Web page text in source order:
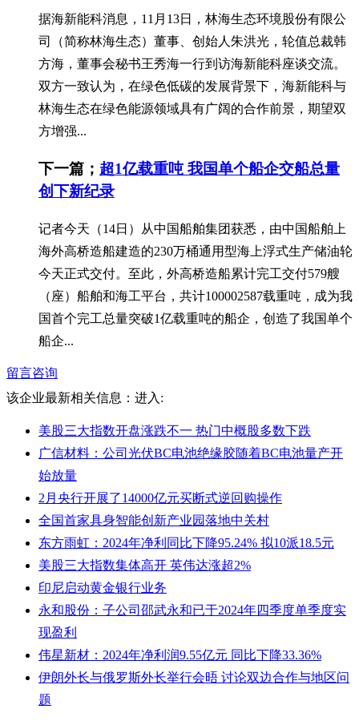
据海新能科消息，11月13日，林海生态环境股份有限公
司（简称林海生态）董事、创始人朱洪光，轮值总裁韩
方海，董事会秘书王秀海一行到访海新能科座谈交流。
双方一致认为，在绿色低碳的发展背景下，海新能科与
林海生态在绿色能源领域具有广阔的合作前景，期望双
方增强...
下一篇； 超1亿载重吨 我国单个船企交船总量
创下新纪录
记者今天（14日）从中国船舶集团获悉，由中国船舶上
海外高桥造船建造的230万桶通用型海上浮式生产储油轮
今天正式交付。至此，外高桥造船累计完工交付579艘
（座）船舶和海工平台，共计100002587载重吨，成为我
国首个完工总量突破1亿载重吨的船企，创造了我国单个
船企...
留言咨询
该企业最新相关信息： 进入:
美股三大指数开盘涨跌不一 热门中概股多数下跌
广信材料：公司光伏BC电池绝缘胶随着BC电池量产开
始放量
2月央行开展了14000亿元买断式逆回购操作
全国首家具身智能创新产业园落地中关村
东方雨虹：2024年净利同比下降95.24% 拟10派18.5元
美股三大指数集体高开 英伟达涨超2%
印尼启动黄金银行业务
永和股份：子公司邵武永和已于2024年四季度单季度实
现盈利
伟星新材：2024年净利润9.55亿元 同比下降33.36%
伊朗外长与俄罗斯外长举行会晤 讨论双边合作与地区问
题